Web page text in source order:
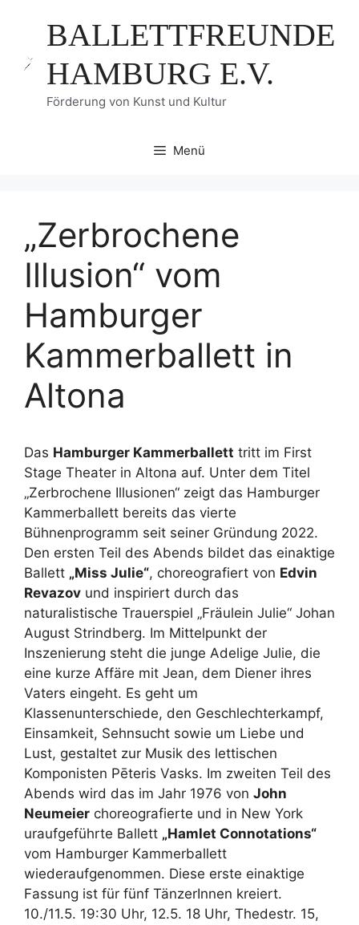
springenBALLETTFREUNDE
HAMBURG E.V.
Förderung von Kunst und Kultur
Menü
„Zerbrochene
Illusion“ vom
Hamburger
Kammerballett in
Altona
Das Hamburger Kammerballett tritt im First
Stage Theater in Altona auf. Unter dem Titel
„Zerbrochene Illusionen“ zeigt das Hamburger
Kammerballett bereits das vierte
Bühnenprogramm seit seiner Gründung 2022.
Den ersten Teil des Abends bildet das einaktige
Ballett „Miss Julie“, choreografiert von Edvin
Revazov und inspiriert durch das
naturalistische Trauerspiel „Fräulein Julie“ Johan
August Strindberg. Im Mittelpunkt der
Inszenierung steht die junge Adelige Julie, die
eine kurze Affäre mit Jean, dem Diener ihres
Vaters eingeht. Es geht um
Klassenunterschiede, den Geschlechterkampf,
Einsamkeit, Sehnsucht sowie um Liebe und
Lust, gestaltet zur Musik des lettischen
Komponisten Pēteris Vasks. Im zweiten Teil des
Abends wird das im Jahr 1976 von John
Neumeier choreografierte und in New York
uraufgeführte Ballett „Hamlet Connotations“
vom Hamburger Kammerballett
wiederaufgenommen. Diese erste einaktige
Fassung ist für fünf TänzerInnen kreiert.
10./11.5. 19:30 Uhr, 12.5. 18 Uhr, Thedestr. 15,